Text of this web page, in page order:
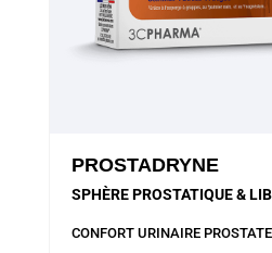
PROSTADRYNE
SPHÈRE PROSTATIQUE &
CONFORT URINAIRE PROSTATE